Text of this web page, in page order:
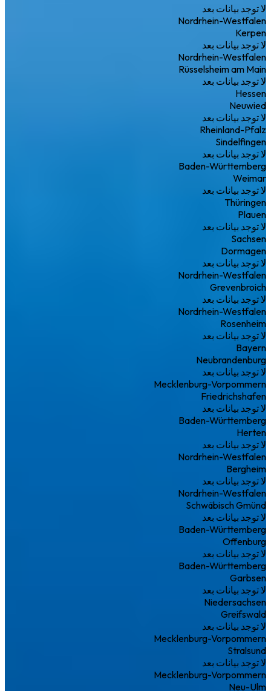
لا توجد بيانات بعد
Nordrhein-Westfalen
Kerpen
لا توجد بيانات بعد
Nordrhein-Westfalen
Rüsselsheim am Main
لا توجد بيانات بعد
Hessen
Neuwied
لا توجد بيانات بعد
Rheinland-Pfalz
Sindelfingen
لا توجد بيانات بعد
Baden-Württemberg
Weimar
لا توجد بيانات بعد
Thüringen
Plauen
لا توجد بيانات بعد
Sachsen
Dormagen
لا توجد بيانات بعد
Nordrhein-Westfalen
Grevenbroich
لا توجد بيانات بعد
Nordrhein-Westfalen
Rosenheim
لا توجد بيانات بعد
Bayern
Neubrandenburg
لا توجد بيانات بعد
Mecklenburg-Vorpommern
Friedrichshafen
لا توجد بيانات بعد
Baden-Württemberg
Herten
لا توجد بيانات بعد
Nordrhein-Westfalen
Bergheim
لا توجد بيانات بعد
Nordrhein-Westfalen
Schwäbisch Gmünd
لا توجد بيانات بعد
Baden-Württemberg
Offenburg
لا توجد بيانات بعد
Baden-Württemberg
Garbsen
لا توجد بيانات بعد
Niedersachsen
Greifswald
لا توجد بيانات بعد
Mecklenburg-Vorpommern
Stralsund
لا توجد بيانات بعد
Mecklenburg-Vorpommern
Neu-Ulm